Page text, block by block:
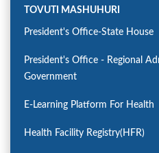
TOVUTI MASHUHURI
President's Office-State House
President's Office - Regional
Government
E-Learning Platform For Health
Health Facility Registry(HFR)